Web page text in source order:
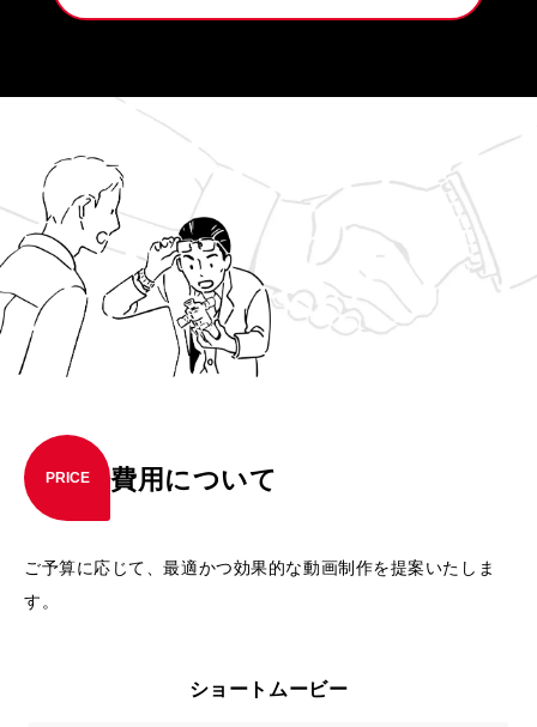
PRICE 費用について
ご予算に応じて、最適かつ効果的な動画制作を提案いたしま
す。
ショートムービー